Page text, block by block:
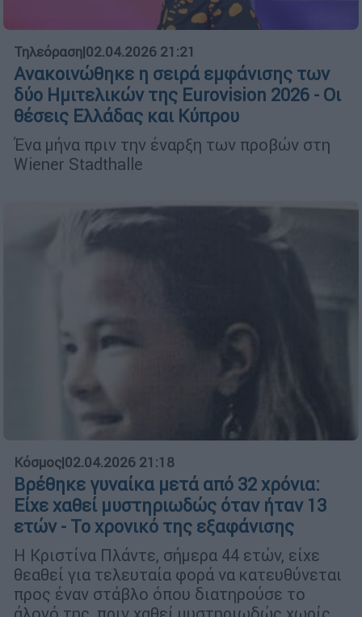
Τηλεόραση|02.04.2026 21:21
Ανακοινώθηκε η σειρά εμφάνισης των
δύο Ημιτελικών της Eurovision 2026 - Οι
θέσεις Ελλάδας και Κύπρου
Ένα μήνα πριν την έναρξη των προβών στη
Wiener Stadthalle
Κόσμος|02.04.2026 21:18
Βρέθηκε γυναίκα μετά από 32 χρόνια:
Είχε χαθεί μυστηριωδώς όταν ήταν 13
ετών - Το χρονικό της εξαφάνισης
Η Κριστίνα Πλάντε, σήμερα 44 ετών, είχε
θεαθεί για τελευταία φορά να κατευθύνεται
προς έναν στάβλο όπου διατηρούσε το